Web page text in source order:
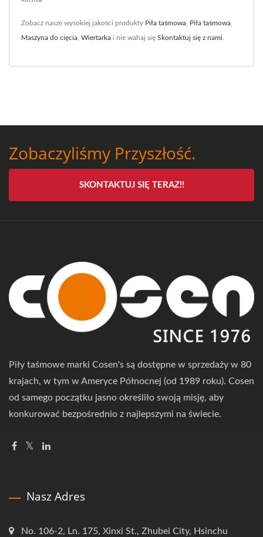
Zobacz nasze wysokiej jakości produkty Piła taśmowa Piła taśmowa
Maszyna do cięcia Wiertarka i nie wahaj się Skontaktuj się z nami
Zobaczyliśmy Przyszłość.
SKONTAKTUJ SIĘ TERAZ!!
Piły taśmowe marki Cosen's są dostępne w sprzedaży w 80
krajach, w tym w Ameryce Północnej (od 1989 roku). Cosen
od samego początku jasno określiło swoją misję, aby
konkurować bezpośrednio z najlepszymi na świecie.
Nasz Adres
No. 106-2, Ln. 175, Xinxi St., Zhubei City, Hsinchu